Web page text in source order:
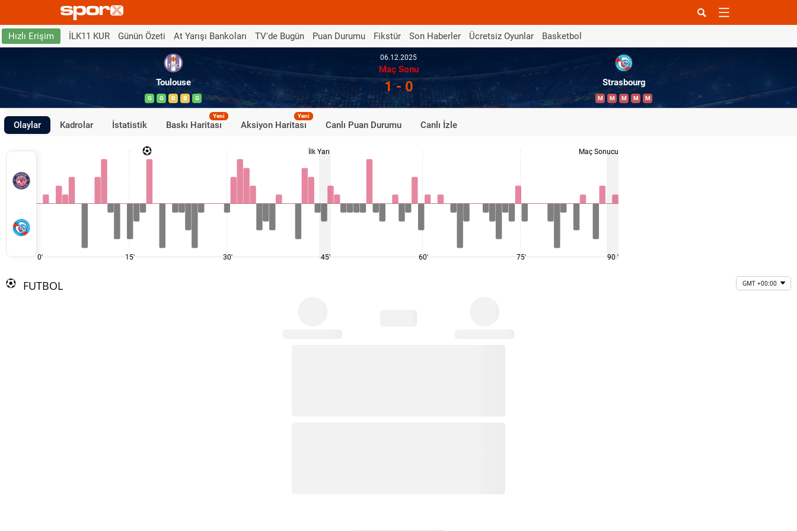
Hızlı Erişim İLK11 KUR Günün Özeti At Yarışı Bankoları TV'de Bugün Puan Durumu Fikstür Son Haberler Ücretsiz Oyunlar Basketbol
Toulouse
G G B B G
06.12.2025
Maç Sonu
1 - 0 Strasbourg
M M M M M
Olaylar Kadrolar İstatistik Baskı Haritası
Yeni
Aksiyon Haritası
Yeni
Canlı Puan Durumu Canlı İzle
0' 15' 30'
İlk Yarı
45' 60' 75'
Maç Sonucu
90 '
FUTBOL GMT +00:00